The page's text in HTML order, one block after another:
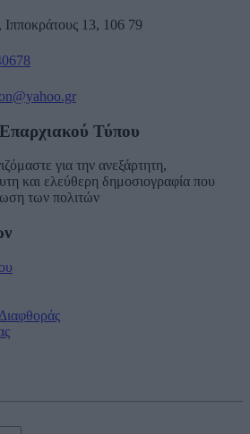
13, 106 79
Τύπου
για την ανεξάρτητη,
και ελεύθερη δημοσιογραφία που
των πολιτών